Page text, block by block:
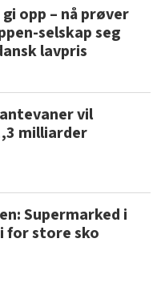
opp – nå prøver
selskap seg
lavpris
vil
milliarder
Supermarked i
for store sko